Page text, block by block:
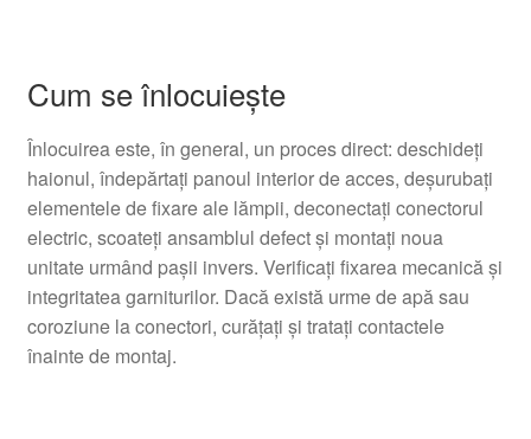
Cum se înlocuiește
Înlocuirea este, în general, un proces direct: deschideți
haionul, îndepărtați panoul interior de acces, deșurubați
elementele de fixare ale lămpii, deconectați conectorul
electric, scoateți ansamblul defect și montați noua
unitate urmând pașii invers. Verificați fixarea mecanică și
integritatea garniturilor. Dacă există urme de apă sau
coroziune la conectori, curățați și tratați contactele
înainte de montaj.